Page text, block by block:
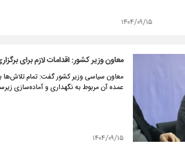
۱۴۰۴/۰۹/۱۵
معاون وزیر کشور: اقدامات لازم برای
معاون سیاسی وزیر کشور گفت: تمام تلاش‌ها
عمده آن مربوط به نگهداری و آماده‌سازی
۱۴۰۴/۰۹/۱۵